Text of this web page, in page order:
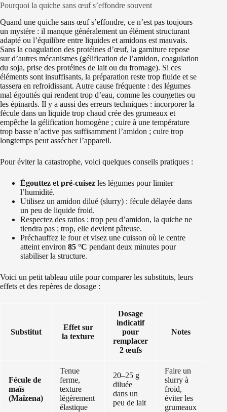
Pourquoi la quiche sans œuf s’effondre souvent
Quand une quiche sans œuf s’effondre, ce n’est pas toujours
un mystère : il manque généralement un élément structurant
adapté ou l’équilibre entre liquides et amidons est mauvais.
Sans la coagulation des protéines d’œuf, la garniture repose
sur d’autres mécanismes (gélification de l’amidon, coagulation
du soja, prise des protéines de lait ou du fromage). Si ces
éléments sont insuffisants, la préparation reste trop fluide et se
tassera en refroidissant. Autre cause fréquente : des légumes
mal égouttés qui rendent trop d’eau, comme les courgettes ou
les épinards. Il y a aussi des erreurs techniques : incorporer la
fécule dans un liquide trop chaud crée des grumeaux et
empêche la gélification homogène ; cuire à une température
trop basse n’active pas suffisamment l’amidon ; cuire trop
longtemps peut assécher l’appareil.
Pour éviter la catastrophe, voici quelques conseils pratiques :
Égouttez et pré-cuisez les légumes pour limiter
l’humidité.
Utilisez un amidon dilué (slurry) : fécule délayée dans
un peu de liquide froid.
Respectez des ratios : trop peu d’amidon, la quiche ne
tiendra pas ; trop, elle devient pâteuse.
Préchauffez le four et visez une cuisson où le centre
atteint environ 85 °C pendant deux minutes pour
stabiliser la structure.
Voici un petit tableau utile pour comparer les substituts, leurs
effets et des repères de dosage :
Substitut
Effet sur
la texture
Dosage
indicatif
pour
remplacer
2 œufs
Notes
Fécule de
maïs
(Maïzena)
Tenue
ferme,
texture
légèrement
élastique
20–25 g
diluée
dans un
peu de lait
Faire un
slurry à
froid,
éviter les
grumeaux